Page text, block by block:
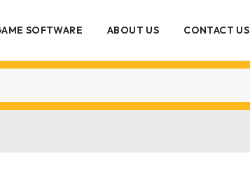
SOFTWARE ABOUT US CONTACT US